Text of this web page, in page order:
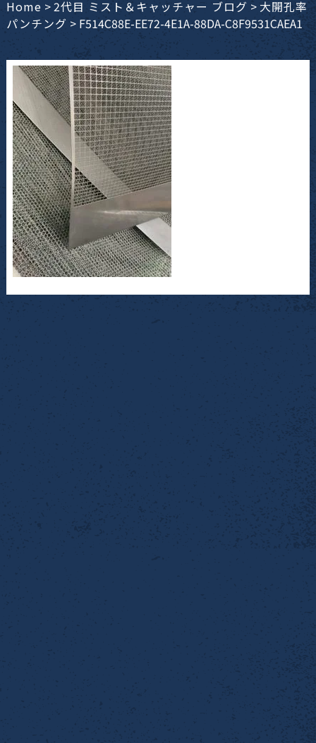
Home > 2代目 ミスト＆キャッチャー ブログ > 大開孔率
パンチング > F514C88E-EE72-4E1A-88DA-C8F9531CAEA1